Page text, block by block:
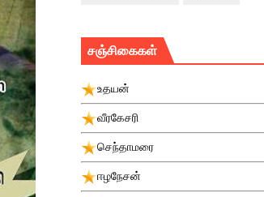
சஞ்சிகைகள்
உதயன்
வீரகேசரி
செந்தாமரை
ஈழநேசன்